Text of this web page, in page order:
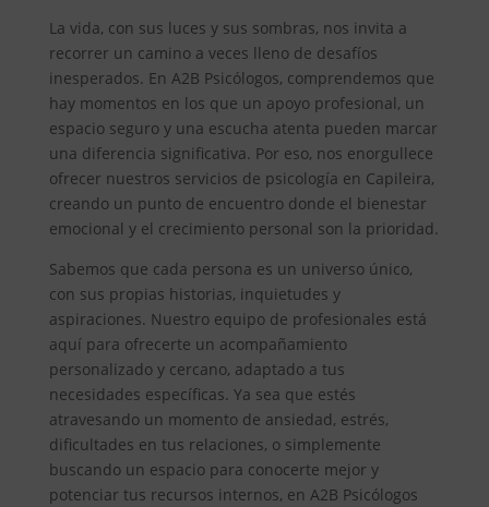
La vida, con sus luces y sus sombras, nos invita a
recorrer un camino a veces lleno de desafíos
inesperados. En A2B Psicólogos, comprendemos que
hay momentos en los que un apoyo profesional, un
espacio seguro y una escucha atenta pueden marcar
una diferencia significativa. Por eso, nos enorgullece
ofrecer nuestros servicios de psicología en Capileira,
creando un punto de encuentro donde el bienestar
emocional y el crecimiento personal son la prioridad.
Sabemos que cada persona es un universo único,
con sus propias historias, inquietudes y
aspiraciones. Nuestro equipo de profesionales está
aquí para ofrecerte un acompañamiento
personalizado y cercano, adaptado a tus
necesidades específicas. Ya sea que estés
atravesando un momento de ansiedad, estrés,
dificultades en tus relaciones, o simplemente
buscando un espacio para conocerte mejor y
potenciar tus recursos internos, en A2B Psicólogos